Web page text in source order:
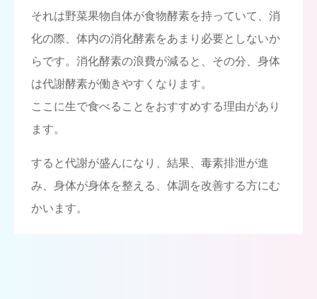
それは野菜果物自体が食物酵素を持っていて、消
化の際、体内の消化酵素をあまり必要としないか
らです。消化酵素の浪費が減ると、その分、身体
は代謝酵素が働きやすくなります。
ここに生で食べることをおすすめする理由があり
ます。
すると代謝が盛んになり、結果、毒素排泄が進
み、身体が身体を整える、体調を改善する方にむ
かいます。